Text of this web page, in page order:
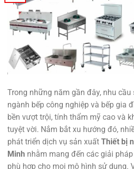
Trong những năm gần đây, nhu
ngành bếp công nghiệp và bếp gia
bền vượt trội, tính thẩm mỹ cao và
tuyệt vời. Nắm bắt xu hướng đó,
phát triển dịch vụ sản xuất Thiết bị
Minh nhằm mang đến các giải
phù hợp cho mọi mô hình sử dụng.